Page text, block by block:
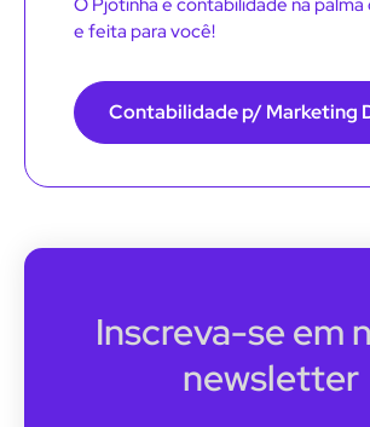
O Pjotinha é contabilidade na palma
e feita para você!
Contabilidade p/ Marketing
Inscreva-se em
newsletter